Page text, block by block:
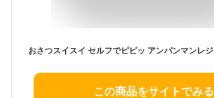
この商品をサイトでみる